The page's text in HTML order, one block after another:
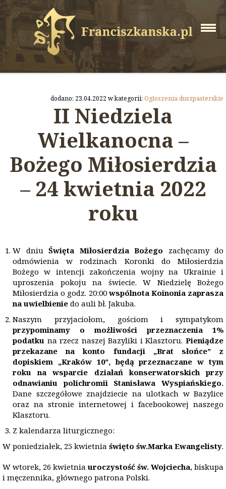
dodano: 23.04.2022 w kategorii: Ogłoszenia duszpasterskie
II Niedziela
Wielkanocna –
Bożego Miłosierdzia
– 24 kwietnia 2022
roku
W dniu Święta Miłosierdzia Bożego zachęcamy do
odmówienia w rodzinach Koronki do Miłosierdzia
Bożego w intencji zakończenia wojny na Ukrainie i
uproszenia pokoju na świecie. W Niedzielę Bożego
Miłosierdzia o godz. 20:00 wspólnota Koinonia zaprasza
na uwielbienie do auli bł. Jakuba.
Naszym przyjaciołom, gościom i sympatykom
przypominamy o możliwości przeznaczenia 1%
podatku na rzecz naszej Bazyliki i Klasztoru.Pieniądze
przekazane na konto fundacji „Brat słońce” z
dopiskiem „Kraków 10”, będąprzeznaczane w tym
roku na wsparcie działań konserwatorskich przy
odnawianiu polichromii Stanisława Wyspiańskiego.
Dane szczegółowe znajdziecie na ulotkach w Bazylice
oraz na stronie internetowej i facebookowej naszego
Klasztoru.
Z kalendarza liturgicznego:
W poniedziałek, 25 kwietnia święto św.Marka Ewangelisty.
W wtorek, 26 kwietnia uroczystość św. Wojciecha, biskupa
i męczennika, głównego patrona Polski.